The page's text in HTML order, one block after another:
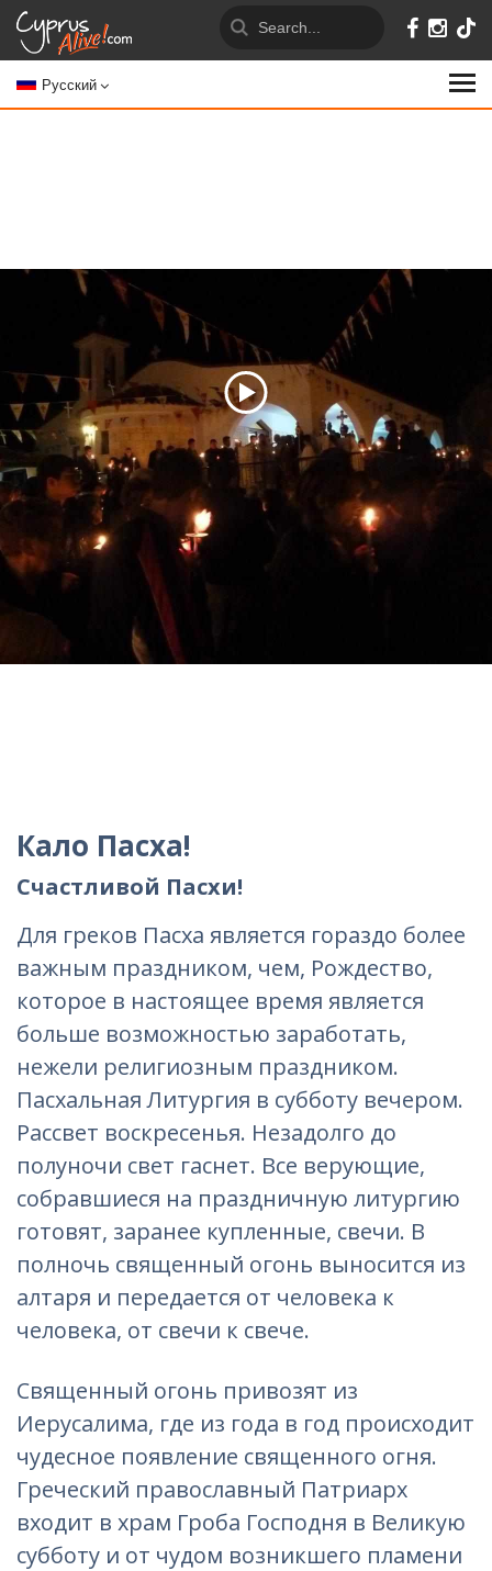
Русский
Кало Пасха!
Счастливой Пасхи!
Для греков Пасха является гораздо более
важным праздником, чем, Рождество,
которое в настоящее время является
больше возможностью заработать,
нежели религиозным праздником.
Пасхальная Литургия в субботу вечером.
Рассвет воскресенья. Незадолго до
полуночи свет гаснет. Все верующие,
собравшиеся на праздничную литургию
готовят, заранее купленные, свечи. В
полночь священный огонь выносится из
алтаря и передается от человека к
человека, от свечи к свече.
Священный огонь привозят из
Иерусалима, где из года в год происходит
чудесное появление священного огня.
Греческий православный Патриарх
входит в храм Гроба Господня в Великую
субботу и от чудом возникшего пламени